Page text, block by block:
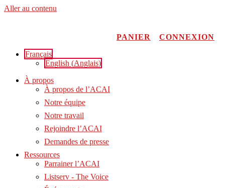
Aller au contenu
PANIER
CONNEXION
Français
English (Anglais)
À propos
À propos de l’ACAI
Notre équipe
Notre travail
Rejoindre l’ACAI
Demandes de presse
Ressources
Parrainer l’ACAI
Listserv - The Voice